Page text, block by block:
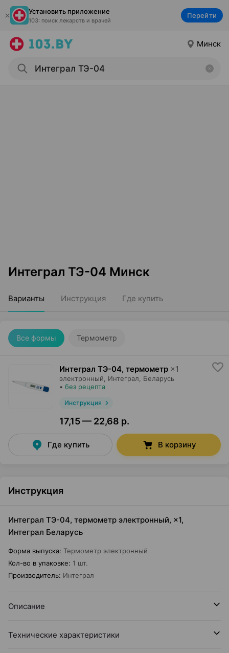
Установить приложение
103: поиск лекарств и врачей
Перейти
Минск
Интеграл ТЭ-04 Минск
Варианты Инструкция Где купить
Все формы Термометр
Интеграл ТЭ-04, термометр ×1
электронный, Интеграл , Беларусь
• без рецепта
Инструкция
17,15 — 22,68 р.
Где купить В корзину
Инструкция
Интеграл ТЭ-04, термометр электронный, ×1,
Интеграл Беларусь
Форма выпуска: Термометр электронный
Кол-во в упаковке: 1 шт.
Производитель: Интеграл
Описание
Технические характеристики